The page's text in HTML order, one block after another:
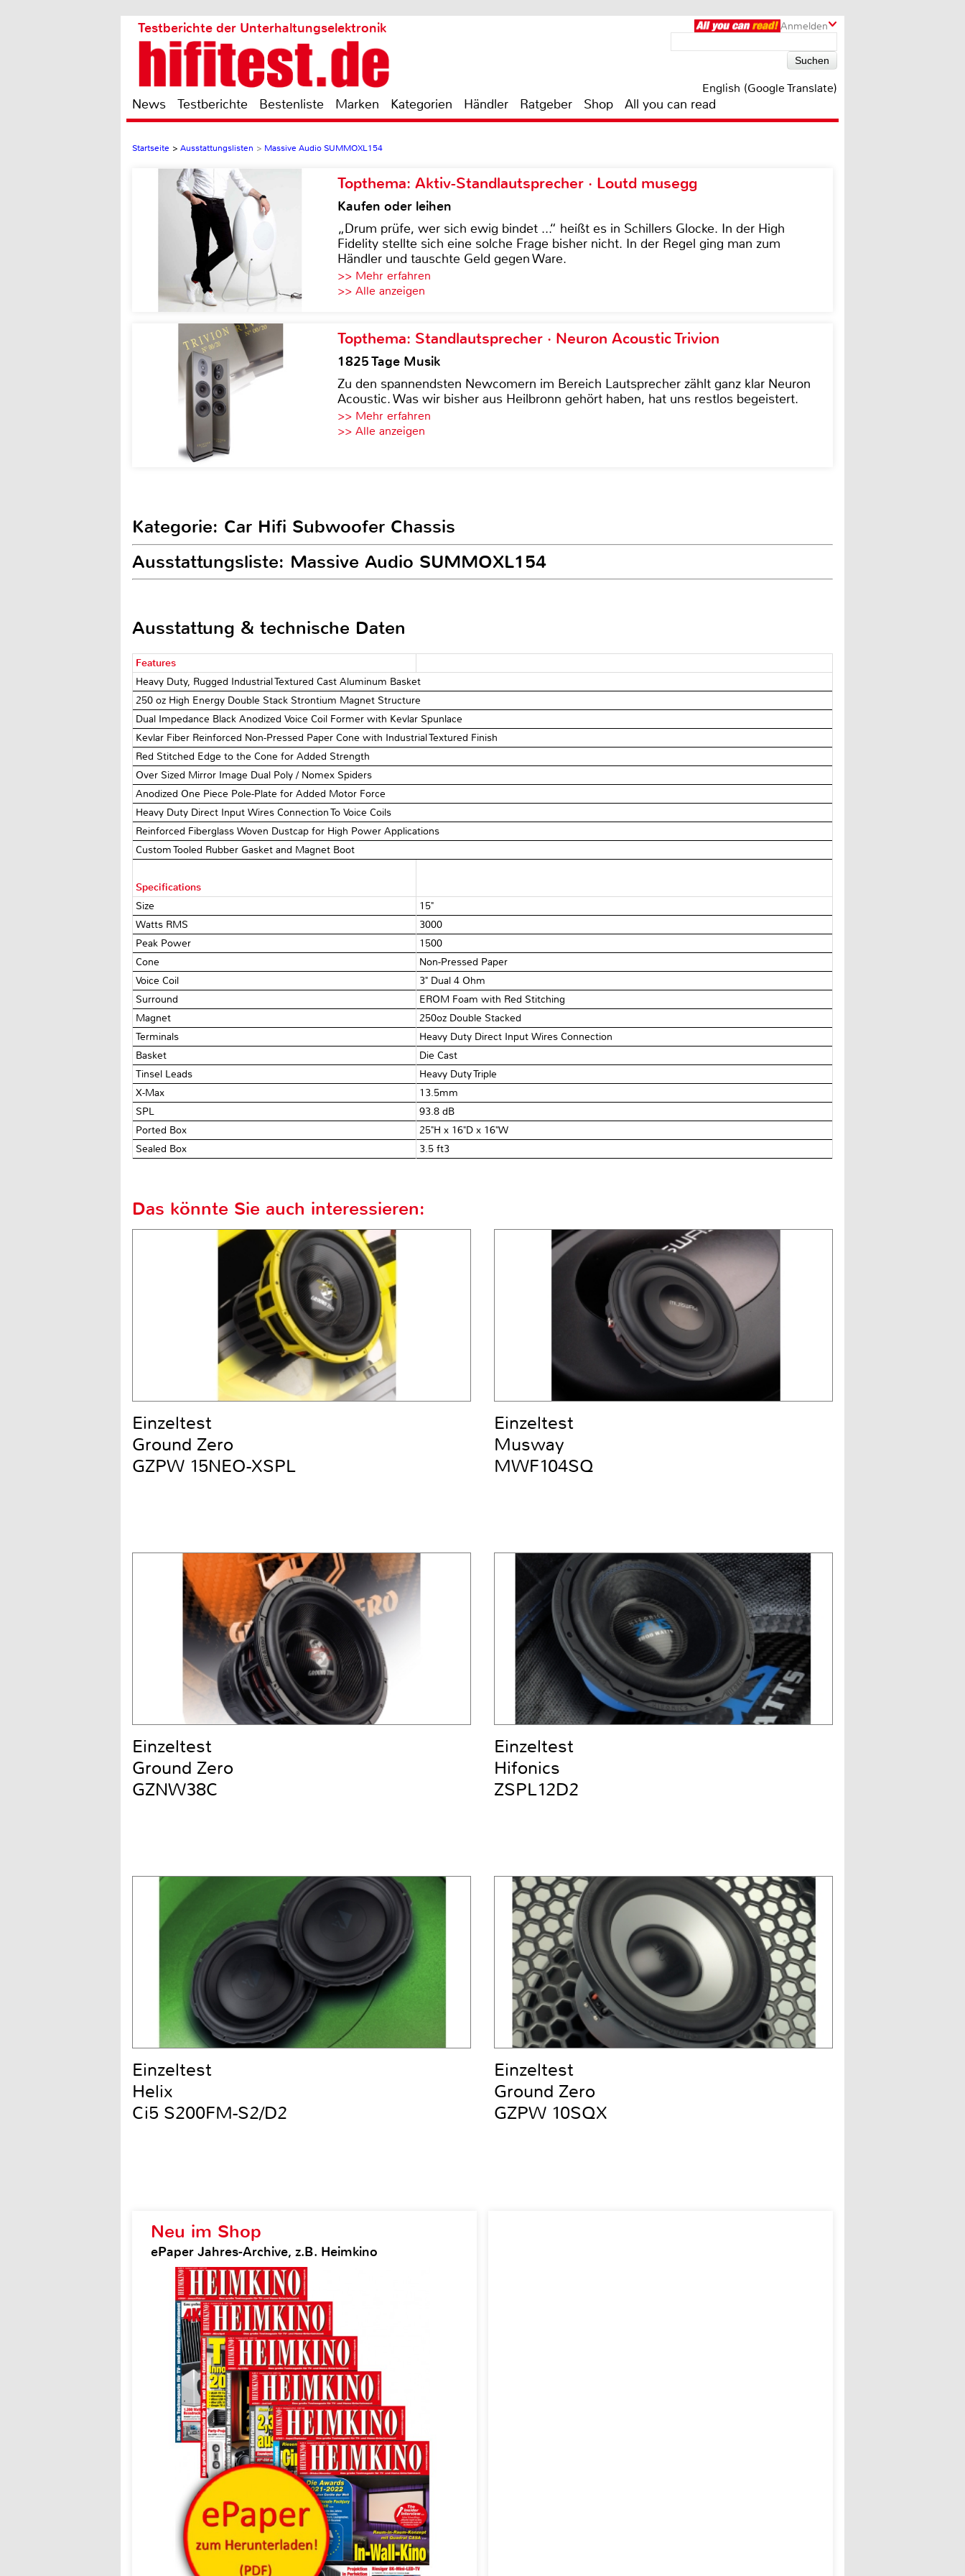
Anmelden
Testberichte der Unterhaltungselektronik
English (Google Translate)
News Testberichte Bestenliste Marken Kategorien Händler Ratgeber Shop All you can read
Startseite > Ausstattungslisten > Massive Audio SUMMOXL154
Topthema: Aktiv-Standlautsprecher · Loutd musegg
Kaufen oder leihen
„Drum prüfe, wer sich ewig bindet ...“ heißt es in Schillers Glocke. In der High
Fidelity stellte sich eine solche Frage bisher nicht. In der Regel ging man zum
Händler und tauschte Geld gegen Ware.
>> Mehr erfahren
>> Alle anzeigen
Topthema: Standlautsprecher · Neuron Acoustic Trivion
1825 Tage Musik
Zu den spannendsten Newcomern im Bereich Lautsprecher zählt ganz klar Neuron
Acoustic. Was wir bisher aus Heilbronn gehört haben, hat uns restlos begeistert.
>> Mehr erfahren
>> Alle anzeigen
Kategorie: Car Hifi Subwoofer Chassis
Ausstattungsliste: Massive Audio SUMMOXL154
Ausstattung & technische Daten
Features
Heavy Duty, Rugged Industrial Textured Cast Aluminum Basket
250 oz High Energy Double Stack Strontium Magnet Structure
Dual Impedance Black Anodized Voice Coil Former with Kevlar Spunlace
Kevlar Fiber Reinforced Non-Pressed Paper Cone with Industrial Textured Finish
Red Stitched Edge to the Cone for Added Strength
Over Sized Mirror Image Dual Poly / Nomex Spiders
Anodized One Piece Pole-Plate for Added Motor Force
Heavy Duty Direct Input Wires Connection To Voice Coils
Reinforced Fiberglass Woven Dustcap for High Power Applications
Custom Tooled Rubber Gasket and Magnet Boot
Specifications
Size
15"
Watts RMS
3000
Peak Power
1500
Cone
Non-Pressed Paper
Voice Coil
3" Dual 4 Ohm
Surround
EROM Foam with Red Stitching
Magnet
250oz Double Stacked
Terminals
Heavy Duty Direct Input Wires Connection
Basket
Die Cast
Tinsel Leads
Heavy Duty Triple
X-Max
13.5mm
SPL
93.8 dB
Ported Box
25"H x 16"D x 16"W
Sealed Box
3.5 ft3
Neu im Shop
ePaper Jahres-Archive, z.B. Heimkino
Das könnte Sie auch interessieren:
Einzeltest
Ground Zero
GZPW 15NEO-XSPL
Einzeltest
Musway
MWF104SQ
Einzeltest
Ground Zero
GZNW38C
Einzeltest
Hifonics
ZSPL12D2
Einzeltest
Helix
Ci5 S200FM-S2/D2
Einzeltest
Ground Zero
GZPW 10SQX